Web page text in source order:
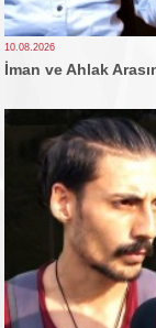
10.08.2026
İman ve Ahlak